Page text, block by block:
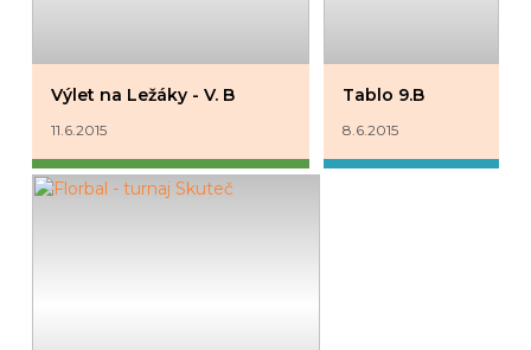
Výlet na Ležáky - V. B
11.6.2015
Tablo 9.B
8.6.2015